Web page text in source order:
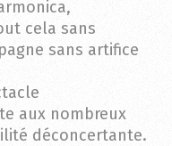
cela sans
sans artifice
aux nombreux
déconcertante.